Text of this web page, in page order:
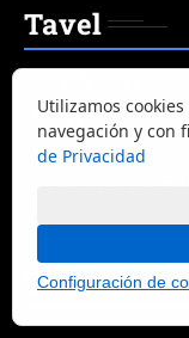
Tavel
Ambato
Babahoyo
Turismo
Utilizamos
navegación y con
de Privacidad
Configuración de